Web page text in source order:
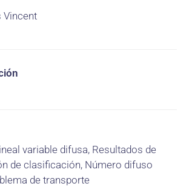
Vincent
variable difusa, Resultados de
de clasificación, Número difuso
de transporte